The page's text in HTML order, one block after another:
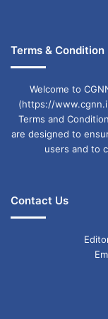
Terms & Condition
Welcome to
(https://
Terms and
are designed to
users and to
Contact Us